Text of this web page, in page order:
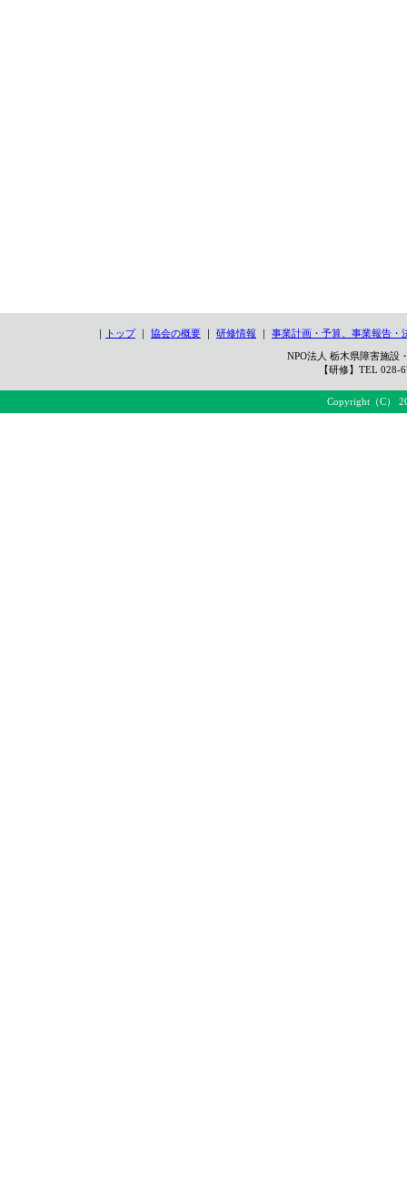
｜ トップ｜ 協会の概要 ｜ 研修情報 ｜ 事業計画・予算、事業報告・
NPO法人 栃木県障害施
【研修】TEL
Copyright（C）